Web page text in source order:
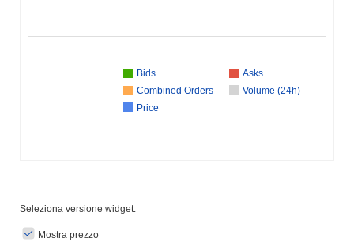
Bids
Asks
Combined Orders
Volume (24h)
Price
Seleziona versione widget:
Mostra prezzo